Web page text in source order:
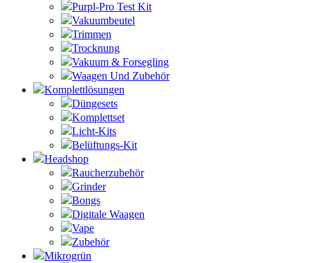
Purpl-Pro Test Kit
Vakuumbeutel
Trimmen
Trocknung
Vakuum & Forsegling
Waagen Und Zubehör
Komplettlösungen
Düngesets
Komplettset
Licht-Kits
Belüftungs-Kit
Headshop
Raucherzubehör
Grinder
Bongs
Digitale Waagen
Vape
Zubehör
Mikrogrün